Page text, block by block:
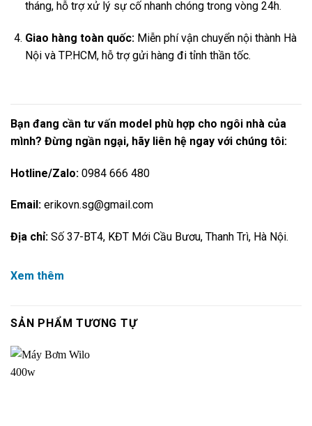
tháng, hỗ trợ xử lý sự cố nhanh chóng trong vòng 24h.
Giao hàng toàn quốc:Miễn phí vận chuyển nội thành Hà
Nội và TP.HCM, hỗ trợ gửi hàng đi tỉnh thần tốc.
Bạn đang cần tư vấn model phù hợp cho ngôi nhà của
mình? Đừng ngần ngại, hãy liên hệ ngay với chúng tôi:
Hotline/Zalo: 0984 666 480
Email: erikovn.sg@gmail.com
Địa chỉ: Số 37-BT4, KĐT Mới Cầu Bươu, Thanh Trì, Hà Nội.
Xem thêm
SẢN PHẨM TƯƠNG TỰ